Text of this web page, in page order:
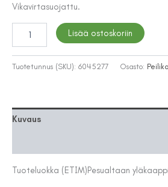
Vikavirtasuojattu.
PEILIKAAPPI
POLARIA
500
määrä
Lisää ostoskoriin
Tuotetunnus (SKU): 6045277 Osasto:
Kuvaus
Tuoteluokka (ETIM)Pesualtaan